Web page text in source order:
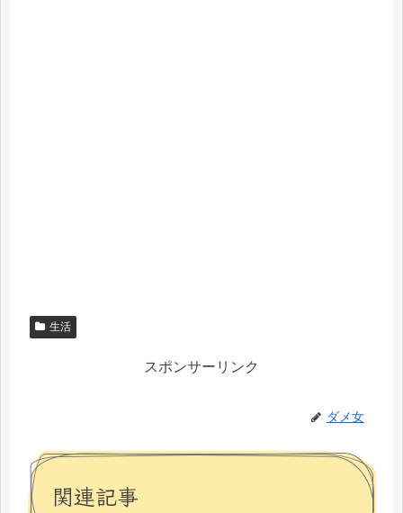
生活
スポンサーリンク
ダメ女
関連記事